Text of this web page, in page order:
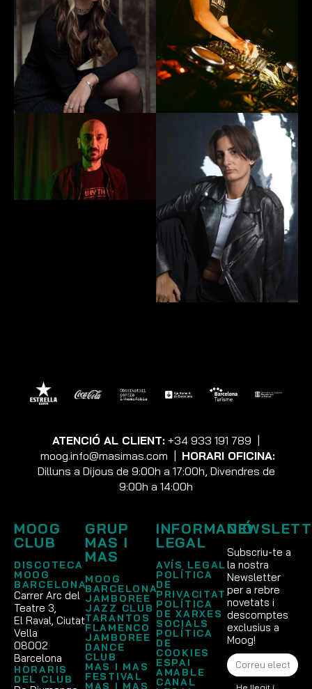
ATENCIÓ AL CLIENT: +34 933 191 789 |
moog.info@masimas.com | HORARI OFICINA:
Dilluns a Dijous de 9:00h a 17:00h, Divendres de
9:00h a 14:00h
MOOG
CLUB
DISCOTECA
MOOG
BARCELONA
Carrer Arc del
Teatre 3,
El Raval, Ciutat
Vella
08002
Barcelona
HORARIS
DEL CLUB
GRUP
MAS I
MAS
MOOG
BARCELONA
JAMBOREE
JAZZ CLUB
TARANTOS
FLAMENCO
JAMBOREE
DANCE
CLUB
MAS I MAS
FESTIVAL
MAS I MAS
INFORMACIÓ
LEGAL
AVÍS LEGAL
POLÍTICA
DE
PRIVACITAT
POLÍTICA
DE XARXES
SOCIALS
POLÍTICA
DE
COOKIES
ESPAI
AMABLE
CANAL
Subscriu-te a
la nostra
Newsletter
per a rebre
novetats i
descomptes
exclusius a
Moog!